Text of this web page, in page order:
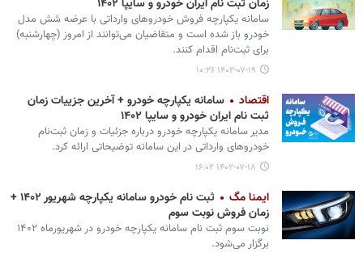
زمان ثبت نام ایران خودرو و سایپا ۱۴۰۲
سامانه یکپارچه فروش خودروهای وارداتی با عرضه شش مدل
خودرو باز شده است و متقاضیان می‌توانند از امروز (چهارشنبه)
برای ثبت‌نام اقدام کنند.
۱۴۰۲-۰۷-۱۹ ۱۰:۲۶
اقتصاد
سامانه یکپارچه خودرو + آخرین جزییات زمان
ثبت نام ایران خودرو و سایپا ۱۴۰۲
مدیر سامانه یکپارچه خودرو درباره جزئیات و زمان ثبت‌نام
خودروهای وارداتی در این سامانه توضیحاتی ارائه کرد.
۱۴۰۲-۰۷-۱۸ ۱۶:۰۲
ایمنا مگ
ثبت‌ نام خودرو سامانه یکپارچه شهریور ۱۴۰۲ +
زمان فروش نوبت سوم
نوبت سوم ثبت‌ نام سامانه یکپارچه خودرو در شهریورماه ۱۴۰۲
برگزار می‌شود.